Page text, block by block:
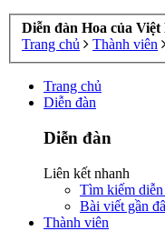
Diễn đàn Hoa của Việt
Trang chủ
Thành viên
Trang chủ
Diễn đàn
Diễn đàn
Liên kết nhanh
Tìm kiếm diễn
Bài viết gần
Thành viên